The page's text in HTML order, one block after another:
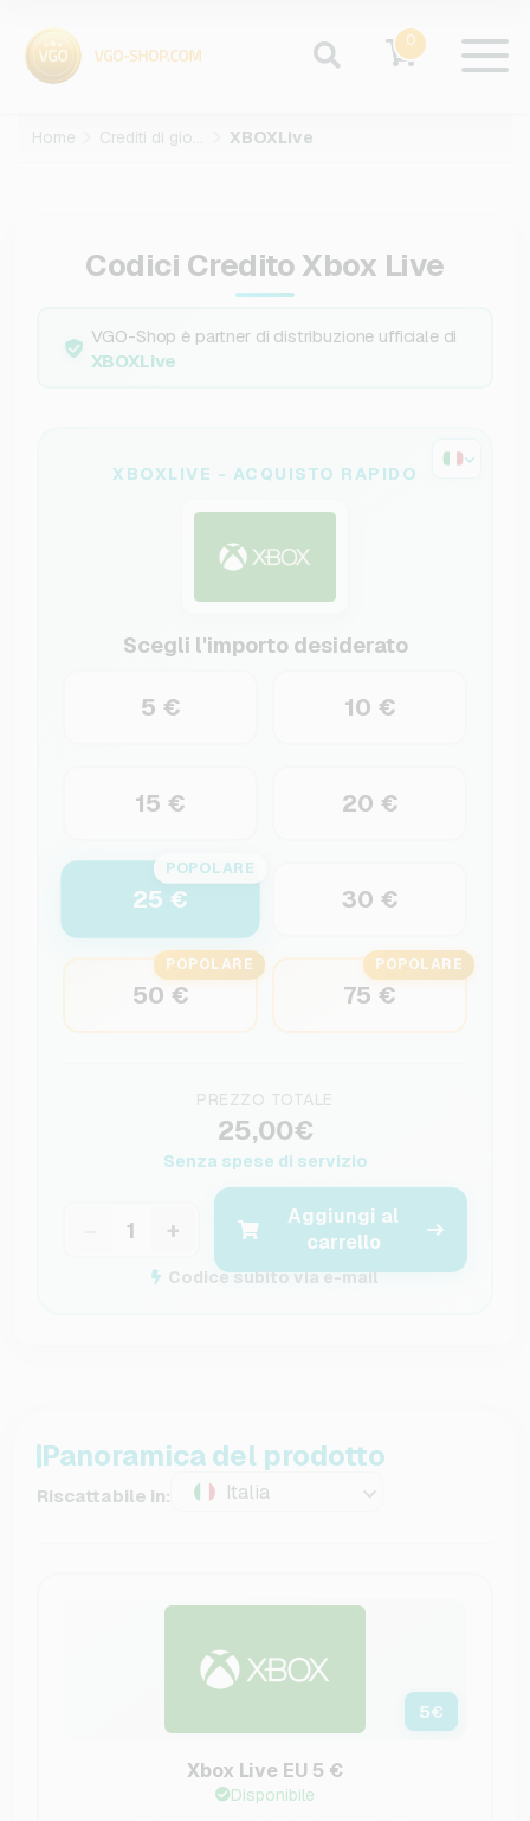
0
Home Crediti di gioco XBOXLive
Codici Credito Xbox Live
VGO-Shop è partner di distribuzione ufficiale di
XBOXLive
XBOXLIVE - ACQUISTO RAPIDO
Scegli l'importo desiderato
5 € 10 €
15 € 20 €
25 €
POPOLARE
30 €
50 €
POPOLARE
75 €
POPOLARE
PREZZO TOTALE
25,00€
Senza spese di servizio
+
Aggiungi al
carrello
Codice subito via e-mail
Panoramica del prodotto
Riscattabile in: Italia
5€
Xbox Live EU 5 €
Disponibile